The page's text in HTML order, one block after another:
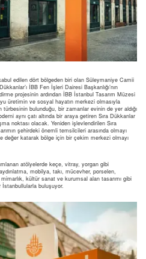
edilen dört bölgeden biri olan Süleymaniye Camii
İBB Fen İşleri Dairesi Başkanlığı’nın
projesinin ardından İBB İstanbul Tasarım Müzesi
üretimin ve sosyal hayatın merkezi olmasıyla
bulunduğu, bir zamanlar evinin de yer aldığı
aynı çatı altında bir araya getiren Sıra Dükkanlar
noktası olacak. Yeniden işlevlendirilen Sıra
şehirdeki önemli temsilcileri arasında olmayı
değer katarak bölge için bir çekim merkezi olmayı
atölyelerde keçe, vitray, yorgan gibi
mobilya, takı, mücevher, porselen,
kültür sanat ve kurumsal alan tasarımı gibi
buluşuyor.